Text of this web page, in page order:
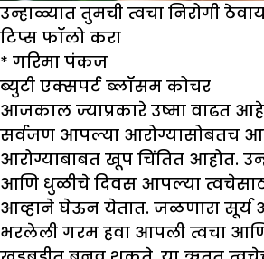
उन्हाळ्यात तुमची त्वचा निरोगी
टिप्स फॉलो करा
* गरिमा पंकज
ब्युटी एक्सपर्ट ब्लॉसम कोचर
आजकाल ज्याप्रकारे उष्मा वाढत
सर्वजण आपल्या आरोग्यासोबतच
आरोग्याबाबत खूप चिंतित आहोत.
आणि धुळीचे दिवस आपल्या
आव्हाने घेऊन येतात. जळणारा
भरलेली गरम हवा आपली त्वचा